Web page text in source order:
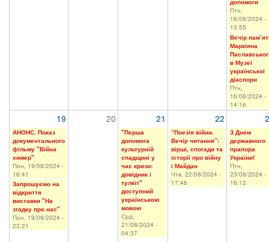
допомоги
Птн,
16/08/2024 -
13:55
Вечір
Маркіяна
в Музеї
української
діаспори
Птн,
16/08/2024 -
14:16
19 20 21 22
АНОНС. Показ
документального
фільму "Війна
химер"
Пон, 19/08/2024 -
16:41
Запрошуємо на
відкриття
виставки "На
згадку про нас"
Пон, 19/08/2024 -
23:21
"Перша
допомога
культурній
спадщині у
час кризи:
довідник і
тулкіт"
доступний
українською
мовою
Срд,
21/08/2024 -
04:37
“Поезія війни.
Вечір читання”:
вірші, спогади та
історії про війну
і Майдан
Чтв, 22/08/2024 -
17:46
З Днем
державного
прапора
України!
Птн,
23/08/2024 -
16:12